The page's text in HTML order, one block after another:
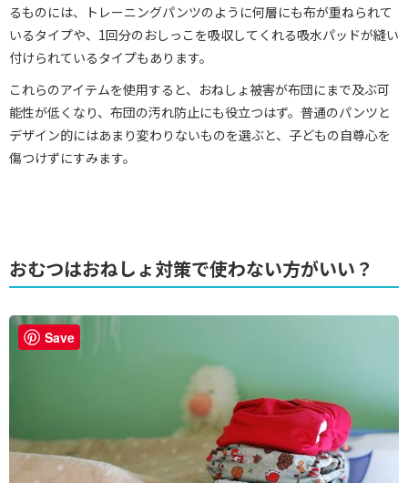
るものには、トレーニングパンツのように何層にも布が重ねられて
いるタイプや、1回分のおしっこを吸収してくれる吸水パッドが縫い
付けられているタイプもあります。
これらのアイテムを使用すると、おねしょ被害が布団にまで及ぶ可
能性が低くなり、布団の汚れ防止にも役立つはず。普通のパンツと
デザイン的にはあまり変わりないものを選ぶと、子どもの自尊心を
傷つけずにすみます。
おむつはおねしょ対策で使わない方がいい？
Save